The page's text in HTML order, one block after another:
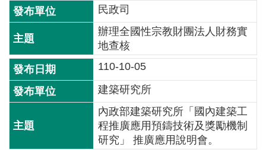
護
政
策
政
府
網
站
資
開
民政司
辦理全國性宗教財團法人財務實
地查核
110-10-05
建築研究所
內政部建築研究所「國內建築工
程推廣應用預鑄技術及獎勵機制
研究」 推廣應用說明會。